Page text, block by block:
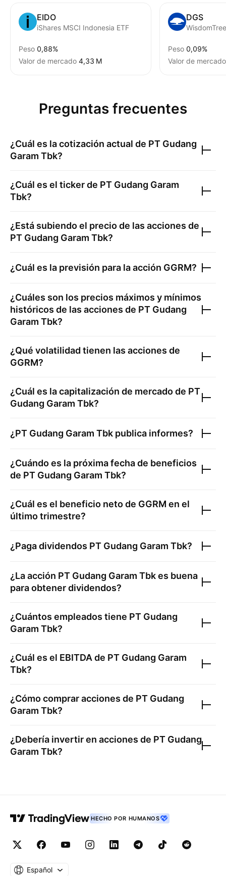
EIDO
iShares MSCI Indonesia ETF
Peso 0,88%
Valor de mercado ‪4,33 M‬
DGS
Peso 0,09%
Valor de mercado
Preguntas frecuentes
¿Cuál es la cotización actual de PT Gudang
Garam Tbk?
¿Cuál es el ticker de PT Gudang Garam
Tbk?
¿Está subiendo el precio de las acciones de
PT Gudang Garam Tbk?
¿Cuál es la previsión para la acción GGRM?
¿Cuáles son los precios máximos y mínimos
históricos de las acciones de PT Gudang
Garam Tbk?
¿Qué volatilidad tienen las acciones de
GGRM?
¿Cuál es la capitalización de mercado de PT
Gudang Garam Tbk?
¿PT Gudang Garam Tbk publica informes?
¿Cuándo es la próxima fecha de beneficios
de PT Gudang Garam Tbk?
¿Cuál es el beneficio neto de GGRM en el
último trimestre?
¿Paga dividendos PT Gudang Garam Tbk?
¿La acción PT Gudang Garam Tbkes buena
para obtener dividendos?
¿Cuántos empleados tiene PT Gudang
Garam Tbk?
¿Cuál es el EBITDA de PT Gudang Garam
Tbk?
¿Cómo comprar acciones de PT Gudang
Garam Tbk?
¿Debería invertir en acciones de PT Gudang
Garam Tbk?
HECHO POR HUMANOS
Español